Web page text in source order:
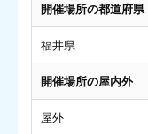
開催場所の都道府県
福井県
開催場所の屋内外
屋外